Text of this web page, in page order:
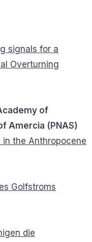
signals for a
Overturning
of
Amercia (PNAS)
the Anthropocene
Golfstroms
die